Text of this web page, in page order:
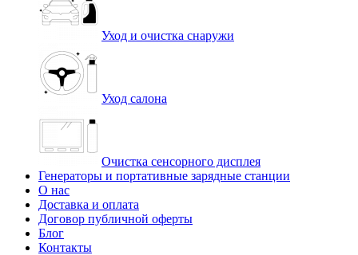
Уход и очистка снаружи
Уход салона
Очистка сенсорного дисплея
Генераторы и портативные зарядные станции
О нас
Доставка и оплата
Договор публичной оферты
Блог
Контакты